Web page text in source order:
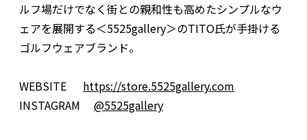
ルフ場だけでなく街との親和性も高めたシンプルなウ
ェアを展開する＜5525gallery＞のTITO氏が手掛ける
ゴルフウェアブランド。
WEBSITE https://store.5525gallery.com
INSTAGRAM @5525gallery